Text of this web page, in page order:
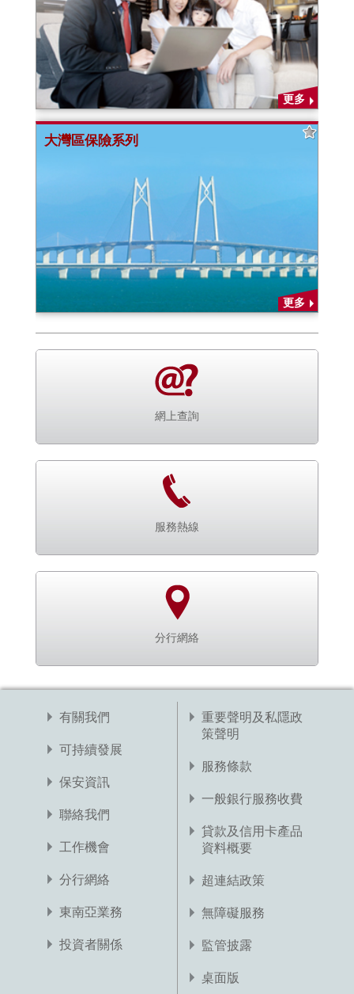
更多
大灣區保險系列
更多
網上查詢
服務熱線
分行網絡
有關我們
可持續發展
保安資訊
聯絡我們
工作機會
分行網絡
東南亞業務
投資者關係
重要聲明及私隱政
策聲明
服務條款
一般銀行服務收費
貸款及信用卡產品
資料概要
超連結政策
無障礙服務
監管披露
桌面版